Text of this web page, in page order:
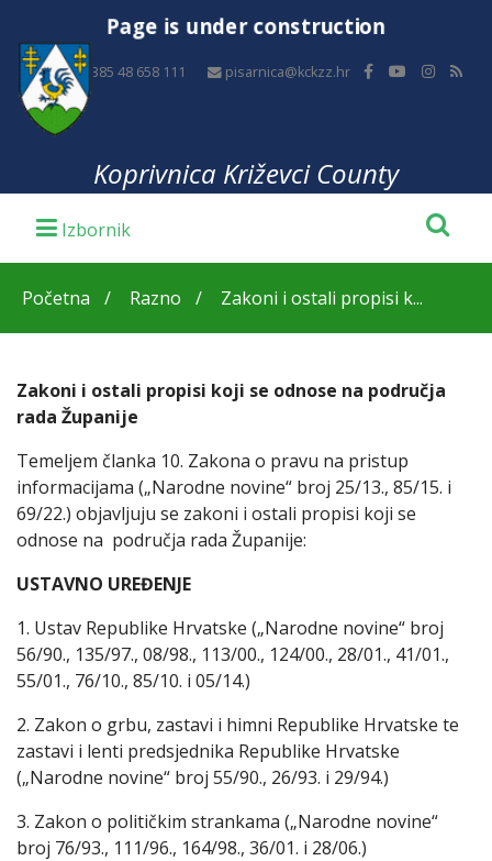
Page is under construction
+385 48 658 111 pisarnica@kckzz.hr
Koprivnica Križevci County
Početna Razno Zakoni i ostali propisi k...
Zakoni i ostali propisi koji se odnose na područja
rada Županije
Temeljem članka 10. Zakona o pravu na pristup
informacijama („Narodne novine“ broj 25/13., 85/15. i
69/22.) objavljuju se zakoni i ostali propisi koji se
odnose na područja rada Županije:
USTAVNO UREĐENJE
1. Ustav Republike Hrvatske („Narodne novine“ broj
56/90., 135/97., 08/98., 113/00., 124/00., 28/01., 41/01.,
55/01., 76/10., 85/10. i 05/14.)
2. Zakon o grbu, zastavi i himni Republike Hrvatske te
zastavi i lenti predsjednika Republike Hrvatske
(„Narodne novine“ broj 55/90., 26/93. i 29/94.)
3. Zakon o političkim strankama („Narodne novine“
broj 76/93., 111/96., 164/98., 36/01. i 28/06.)